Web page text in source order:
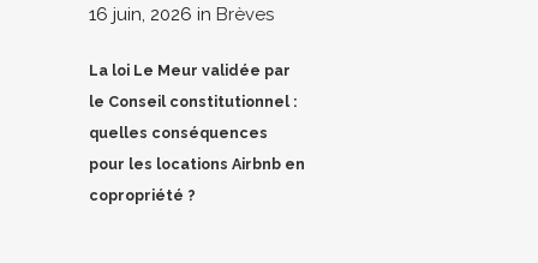
16 juin, 2026 in Brèves
La loi Le Meur validée par
le Conseil constitutionnel :
quelles conséquences
pour les locations Airbnb en
copropriété ?